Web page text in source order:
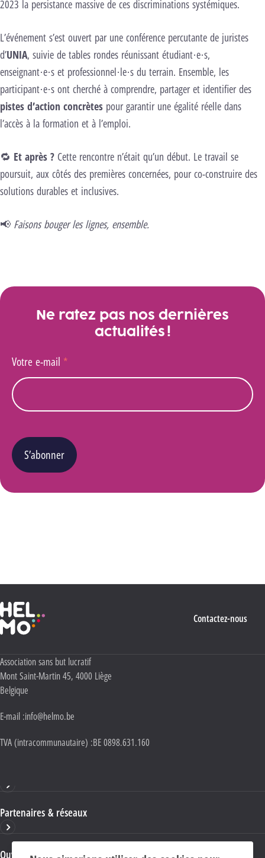
2023 la persistance massive de ces discriminations systémiques.
L’événement s’est ouvert par une conférence percutante de juristes
d’UNIA, suivie de tables rondes réunissant étudiant·e·s,
enseignant·e·s et professionnel·le·s du terrain. Ensemble, les
participant·e·s ont cherché à comprendre, partager et identifier des
pistes d’action concrètes pour garantir une égalité réelle dans
l’accès à la formation et à l’emploi.
🔁 Et après ? Cette rencontre n’était qu’un début. Le travail se
poursuit, aux côtés des premières concernées, pour co-construire des
solutions durables et inclusives.
📢 Faisons bouger les lignes, ensemble.
Ne ratez pas nos dernières
actualités !
Votre e-mail *
S’abonner
Haute École Libre Mosane
Contactez-nous
Adresse :
Association sans but lucratif
Mont Saint-Martin 45, 4000 Liège
Belgique
E-mail :info@helmo.be
TVA (intracommunautaire) :BE 0898.631.160
Partenaires & réseaux
Ouvrages & publications